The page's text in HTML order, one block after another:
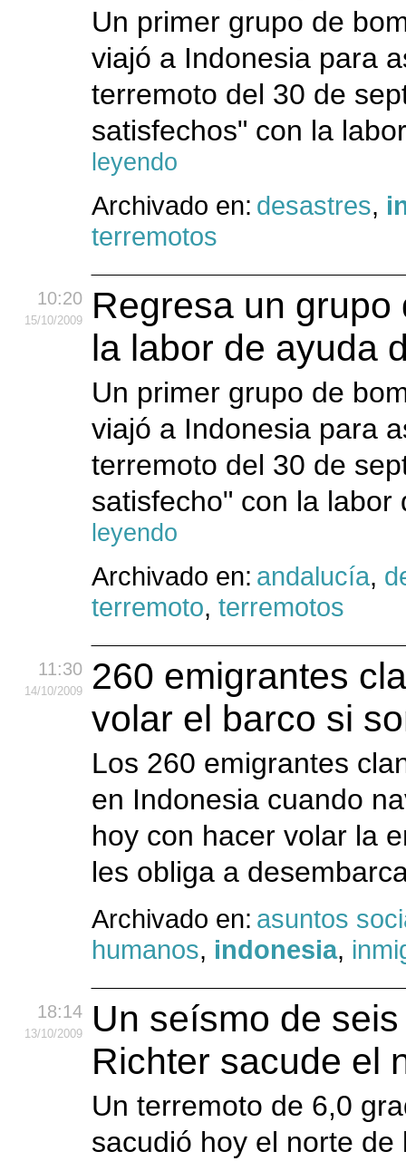
Un primer grupo de
viajó a Indonesia para
terremoto del 30 de
satisfechos" con la
leyendo
Archivado en: desastres,
terremotos
10:20
15/10/2009
Regresa un
la labor de ayuda
Un primer grupo de
viajó a Indonesia para
terremoto del 30 de
satisfecho" con la
leyendo
Archivado en: andalucía,
terremoto, terremotos
11:30
14/10/2009
260 emigrantes
volar el barco si
Los 260 emigrantes
en Indonesia cuando
hoy con hacer volar la
les obliga a
Archivado en: asuntos
humanos, indonesia,
18:14
13/10/2009
Un seísmo de
Richter sacude el
Un terremoto de 6,0
sacudió hoy el norte